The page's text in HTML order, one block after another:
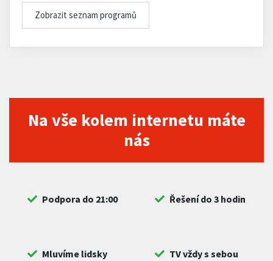
Zobrazit seznam programů
Na vše kolem internetu máte
nás
Podpora do 21:00 Řešení do 3 hodin
Mluvíme lidsky TV vždy s sebou